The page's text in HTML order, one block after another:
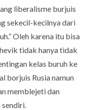
liberalisme burjuis
sekecil-kecilnya dari
Oleh karena itu bisa
tidak hanya tidak
kelas buruh ke
borjuis Rusia namun
memblejeti dan